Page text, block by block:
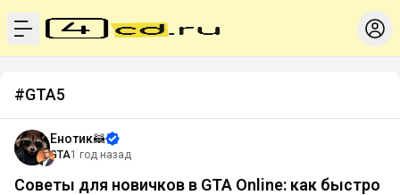
menu
#GTA5
Енотик🦝
GTA1 год назад
Советы для новичков в GTA Online: как быстро